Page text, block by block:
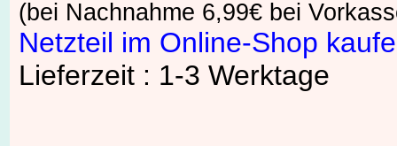
(bei Nachnahme 6,99€ bei
Netzteil im Online-Shop
Lieferzeit : 1-3 Werktage